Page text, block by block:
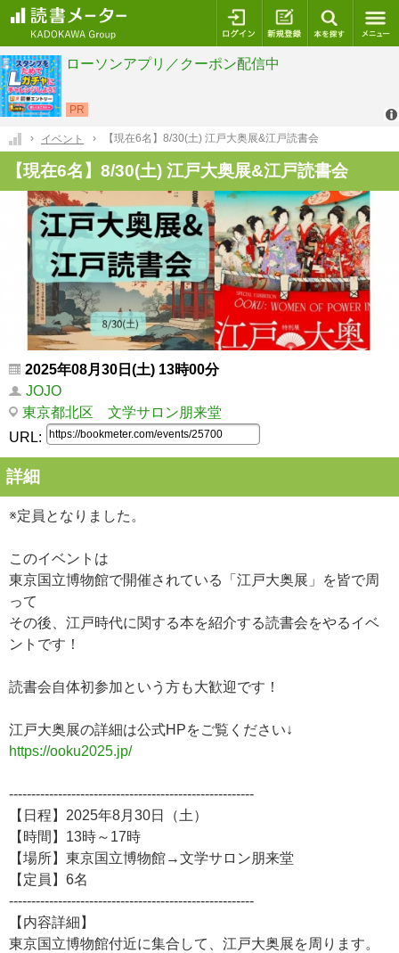
ログイン 新規登録
イベント 【現在6名】8/30(土) 江戸大奥展&江戸読書会
【現在6名】8/30(土) 江戸大奥展&江戸読書会
2025年08月30日(土) 13時00分
JOJO
東京都北区 文学サロン朋来堂
URL:
詳細
※定員となりました。
このイベントは
東京国立博物館で開催されている「江戸大奥展」を皆で周
って
その後、江戸時代に関する本を紹介する読書会をやるイベ
ントです！
読書会自体初参加という方も大歓迎です！
江戸大奥展の詳細は公式HPをご覧ください↓
https://ooku2025.jp/
-------------------------------------------------------
【日程】2025年8月30日（土）
【時間】13時～17時
【場所】東京国立博物館→文学サロン朋来堂
【定員】6名
-------------------------------------------------------
【内容詳細】
東京国立博物館付近に集合して、江戸大奥展を周ります。